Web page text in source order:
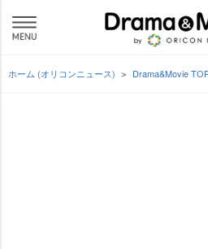
ホーム (オリコンニュース) Drama&Movie